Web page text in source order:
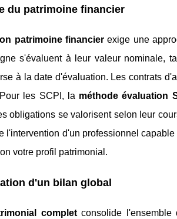
du patrimoine financier
patrimoine financier exige une
s'évaluent à leur valeur nominale,
à la date d'évaluation. Les contrats
les SCPI, la méthode évaluation
obligations se valorisent selon leur
l'intervention d'un professionnel
votre profil patrimonial.
d'un bilan global
completconsolide l'ensemble